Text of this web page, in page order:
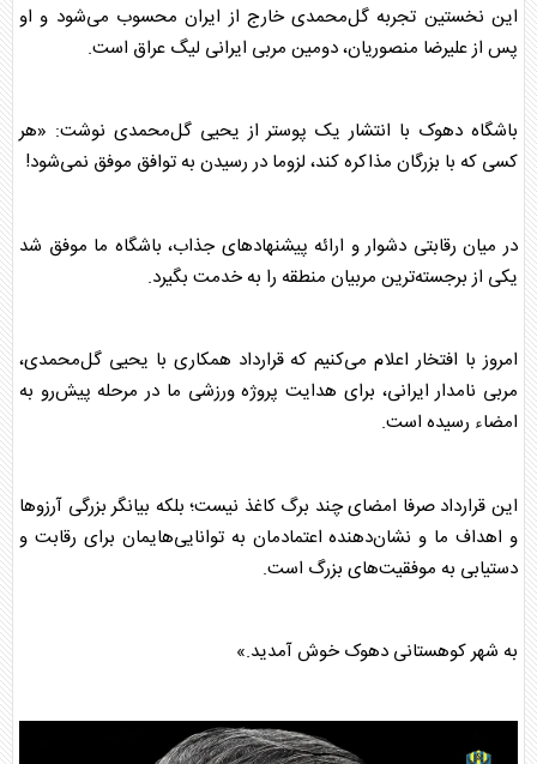
این نخستین تجربه گل‌محمدی خارج از ایران محسوب می‌شود و او
پس از علیرضا منصوریان، دومین مربی ایرانی لیگ عراق است.
باشگاه دهوک با انتشار یک پوستر از یحیی گل‌محمدی نوشت: «هر
کسی که با بزرگان مذاکره کند، لزوما در رسیدن به توافق موفق نمی‌شود!
در میان رقابتی دشوار و ارائه پیشنهاد‌های جذاب، باشگاه ما موفق شد
یکی از برجسته‌ترین مربیان منطقه را به خدمت بگیرد.
امروز با افتخار اعلام می‌کنیم که قرارداد همکاری با یحیی گل‌محمدی،
مربی نامدار ایرانی، برای هدایت پروژه ورزشی ما در مرحله پیش‌رو به
امضاء رسیده است.
این قرارداد صرفا امضای چند برگ کاغذ نیست؛ بلکه بیانگر بزرگی آرزو‌ها
و اهداف ما و نشان‌دهنده اعتمادمان به توانایی‌هایمان برای رقابت و
دستیابی به موفقیت‌های بزرگ است.
به شهر کوهستانی دهوک خوش آمدید.»